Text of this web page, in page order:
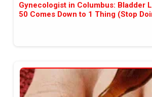
Gynecologist in Columbus: Bladder
50 Comes Down to 1 Thing (Stop